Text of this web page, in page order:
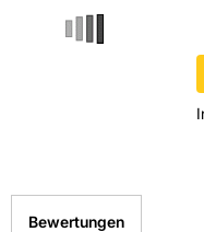
Bewertungen